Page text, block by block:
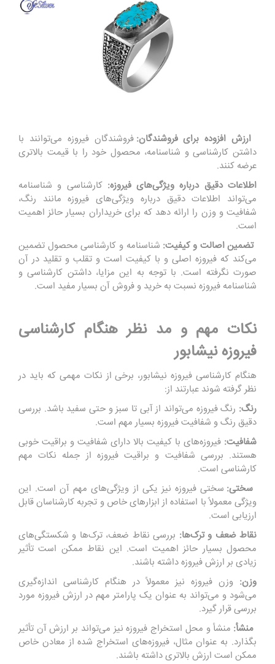
ارزش افزوده برای فروشندگان: فروشندگان فیروزه می‌توانند با
داشتن کارشناسی و شناسنامه، محصول خود را با قیمت بالاتری
عرضه کنند.
اطلاعات دقیق درباره ویژگی‌های فیروزه: کارشناسی و شناسنامه
می‌تواند اطلاعات دقیق درباره ویژگی‌های فیروزه مانند رنگ،
شفافیت و وزن را ارائه دهد که برای خریداران بسیار حائز اهمیت
است.
تضمین اصالت و کیفیت: شناسنامه و کارشناسی محصول تضمین
می‌کند که فیروزه اصلی و با کیفیت است و تقلب و تقلید در آن
صورت نگرفته است. با توجه به این مزایا، داشتن کارشناسی و
شناسنامه فیروزه نسبت به خرید و فروش آن بسیار مفید است.
نکات مهم و مد نظر هنگام کارشناسی
فیروزه نیشابور
هنگام کارشناسی فیروزه نیشابور، برخی از نکات مهمی که باید در
نظر گرفته شوند عبارتند از:
رنگ: رنگ فیروزه می‌تواند از آبی تا سبز و حتی سفید باشد. بررسی
دقیق رنگ و شفافیت فیروزه بسیار مهم است.
شفافیت: فیروزه‌های با کیفیت بالا دارای شفافیت و براقیت خوبی
هستند. بررسی شفافیت و براقیت فیروزه از جمله نکات مهم
کارشناسی است.
سختی: سختی فیروزه نیز یکی از ویژگی‌های مهم آن است. این
ویژگی معمولاً با استفاده از ابزارهای خاص و تجربه کارشناسان قابل
ارزیابی است.
نقاط ضعف و ترک‌ها: بررسی نقاط ضعف، ترک‌ها و شکستگی‌های
محصول بسیار حائز اهمیت است. این نقاط ممکن است تأثیر
زیادی بر ارزش فیروزه داشته باشند.
وزن: وزن فیروزه نیز معمولاً در هنگام کارشناسی اندازه‌گیری
می‌شود و می‌تواند به عنوان یک پارامتر مهم در ارزش فیروزه مورد
بررسی قرار گیرد.
منشأ: منشأ و محل استخراج فیروزه نیز می‌تواند بر ارزش آن تأثیر
بگذارد. به عنوان مثال، فیروزه‌های استخراج شده از معادن خاص
ممکن است ارزش بالاتری داشته باشند.